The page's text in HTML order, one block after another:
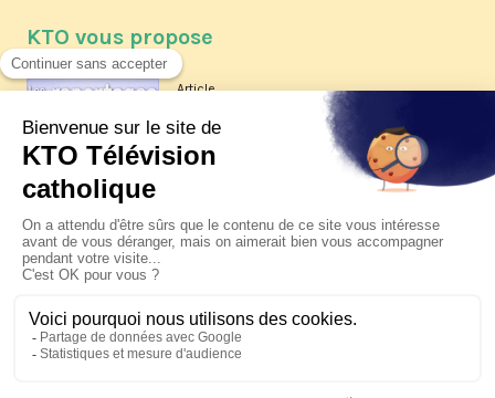
KTO vous propose
Article
Les reportages d'été 2026 de KTO
La visite pastorale du pape Léon
XIV à Assise à suivre sur KTO le
jeudi 6 août
Le pape en Uruguay, Argentine et
Pérou du 6 au 17 novembre 2026